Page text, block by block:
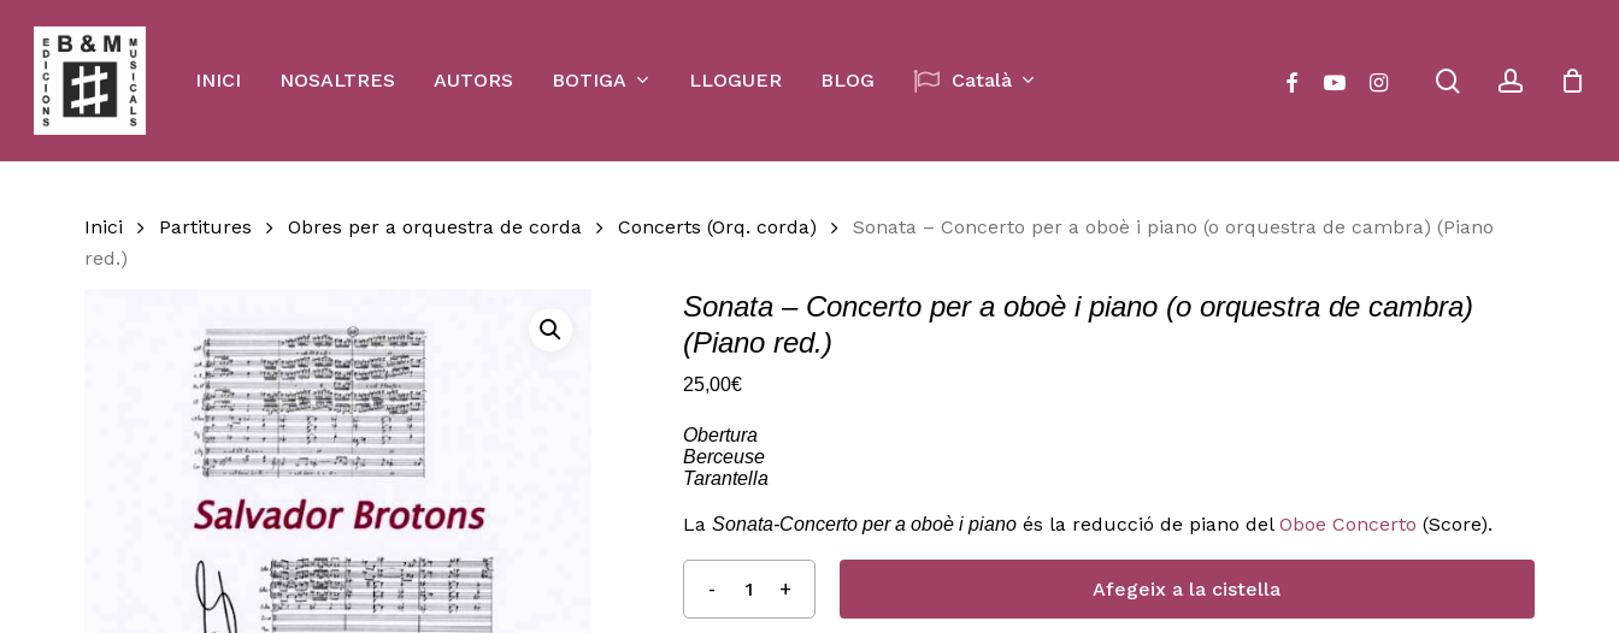
main
content
INICI NOSALTRES AUTORS BOTIGA LLOGUER BLOG Català searchaccount
facebookyoutubeinstagram Cart
Inici Partitures Obres per a orquestra de corda Concerts (Orq. corda)
Sonata – Concerto per a oboè i piano (o orquestra de cambra) (Piano
red.)
Sonata – Concerto per a oboè i piano (o orquestra de cambra)
(Piano red.)
25,00€
Obertura
Berceuse
Tarantella
La Sonata-Concerto per a oboè i pianoés la reducció de piano del Oboe Concerto (Score).
Afegeix a la cistella